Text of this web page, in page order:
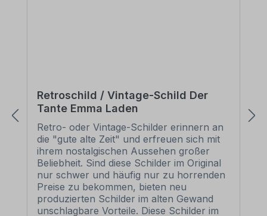
Retroschild / Vintage-Schild Der
Tante Emma Laden
Retro- oder Vintage-Schilder erinnern an
die "gute alte Zeit" und erfreuen sich mit
ihrem nostalgischen Aussehen großer
Beliebheit. Sind diese Schilder im Original
nur schwer und häufig nur zu horrenden
Preise zu bekommen, bieten neu
produzierten Schilder im alten Gewand
unschlagbare Vorteile. Diese Schilder im